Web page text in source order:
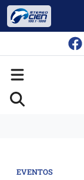
EVENTOS